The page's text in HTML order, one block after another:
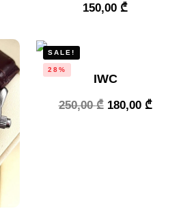
150,00 ₾
SALE!
28%
IWC
250,00₾ 180,00 ₾